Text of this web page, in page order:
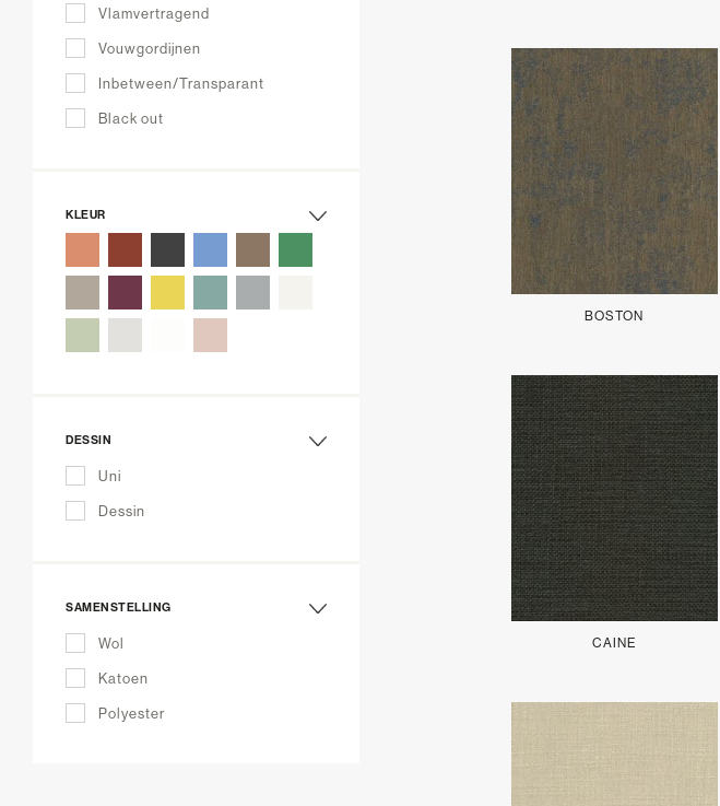
Vlamvertragend
Vouwgordijnen
Inbetween/Transparant
Black out
KLEUR
DESSIN
Uni
Dessin
SAMENSTELLING
Wol
Katoen
Polyester
BOSTON
CAINE